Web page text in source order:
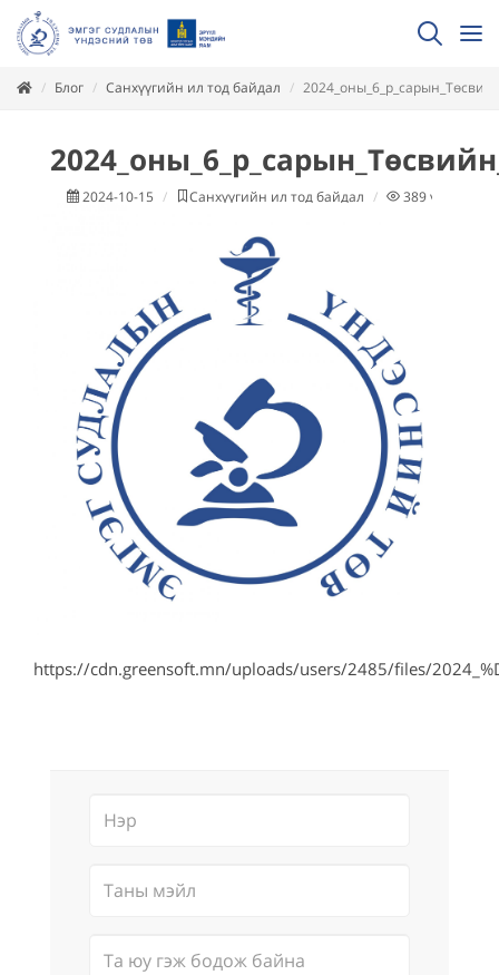
Блог Санхүүгийн ил тод байдал
2024-10-15 Санхүүгийн ил тод байдал 389уншсан
https://cdn.greensoft.mn/uploads/users/2485/files/